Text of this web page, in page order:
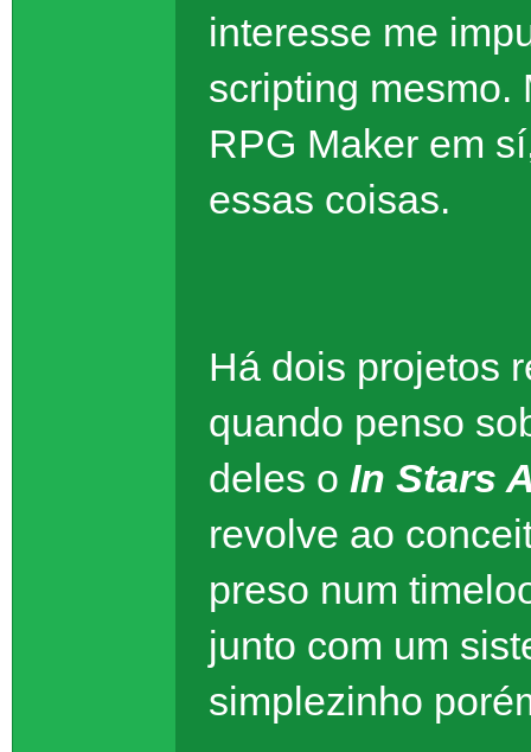
interesse me
scripting mesmo.
RPG Maker em
essas coisas.
Há dois projetos
quando penso
deles o In Stars
revolve ao
preso num
junto com um
simplezinho